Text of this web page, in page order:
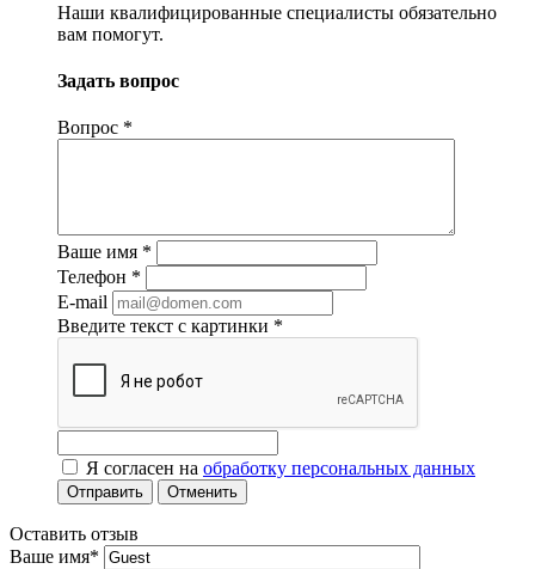
Наши квалифицированные специалисты обязательно
вам помогут.
Задать вопрос
Вопрос *
Ваше имя *
Телефон *
E-mail
Введите текст с картинки *
Я согласен на обработку персональных данных
Отменить
Оставить отзыв
Ваше имя*